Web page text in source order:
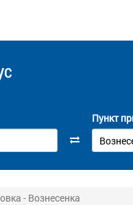
Пункт
- Вознесенка